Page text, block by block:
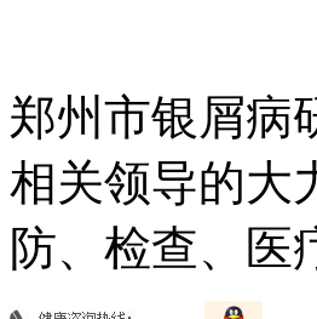
郑州市银屑病
相关领导的大
防、检查、医